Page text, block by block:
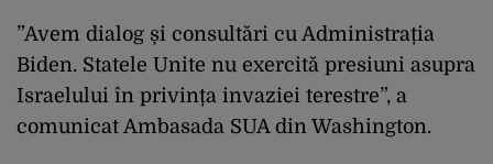
”Avem dialog și consultări cu Administrația
Biden. Statele Unite nu exercită presiuni asupra
Israelului în privința invaziei terestre”, a
comunicat Ambasada SUA din Washington.